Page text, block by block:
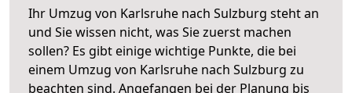
Ihr Umzug von Karlsruhe nach Sulzburg steht an
und Sie wissen nicht, was Sie zuerst machen
sollen? Es gibt einige wichtige Punkte, die bei
einem Umzug von Karlsruhe nach Sulzburg zu
beachten sind. Angefangen bei der Planung bis